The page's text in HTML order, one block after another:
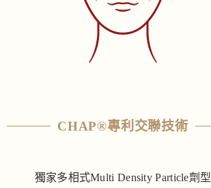
CHAP®專利交聯技術
獨家多相式Multi Density Particle劑型